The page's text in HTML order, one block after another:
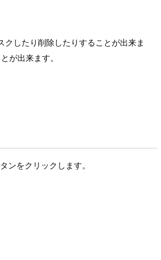
したり削除したりすることが出来ま
が出来ます。
をクリックします。